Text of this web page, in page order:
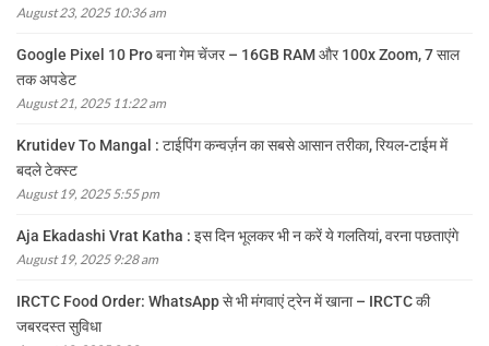
August 23, 2025 10:36 am
Google Pixel 10 Pro बना गेम चेंजर – 16GB RAM और 100x Zoom, 7 साल
तक अपडेट
August 21, 2025 11:22 am
Krutidev To Mangal : टाईपिंग कन्वर्ज़न का सबसे आसान तरीका, रियल-टाईम में
बदले टेक्स्ट
August 19, 2025 5:55 pm
Aja Ekadashi Vrat Katha : इस दिन भूलकर भी न करें ये गलतियां, वरना पछताएंगे
August 19, 2025 9:28 am
IRCTC Food Order: WhatsApp से भी मंगवाएं ट्रेन में खाना – IRCTC की
जबरदस्त सुविधा